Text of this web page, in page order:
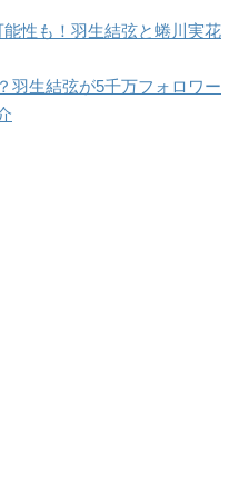
性も！羽生結弦と蜷川実花
羽生結弦が5千万フォロワー